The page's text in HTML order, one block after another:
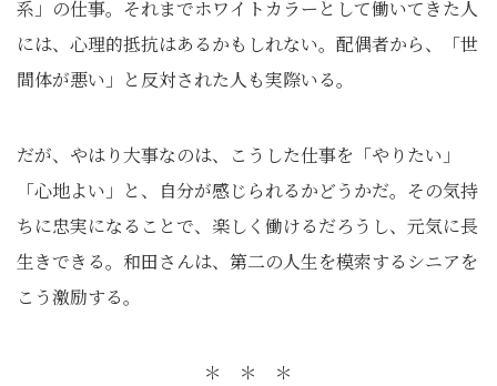
系」の仕事。それまでホワイトカラーとして働いてきた人
には、心理的抵抗はあるかもしれない。配偶者から、「世
間体が悪い」と反対された人も実際いる。
だが、やはり大事なのは、こうした仕事を「やりたい」
「心地よい」と、自分が感じられるかどうかだ。その気持
ちに忠実になることで、楽しく働けるだろうし、元気に長
生きできる。和田さんは、第二の人生を模索するシニアを
こう激励する。
＊ ＊ ＊